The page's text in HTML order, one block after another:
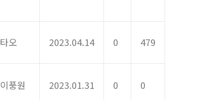
타오 2023.04.14 0 479
이풍원 2023.01.31 0 0